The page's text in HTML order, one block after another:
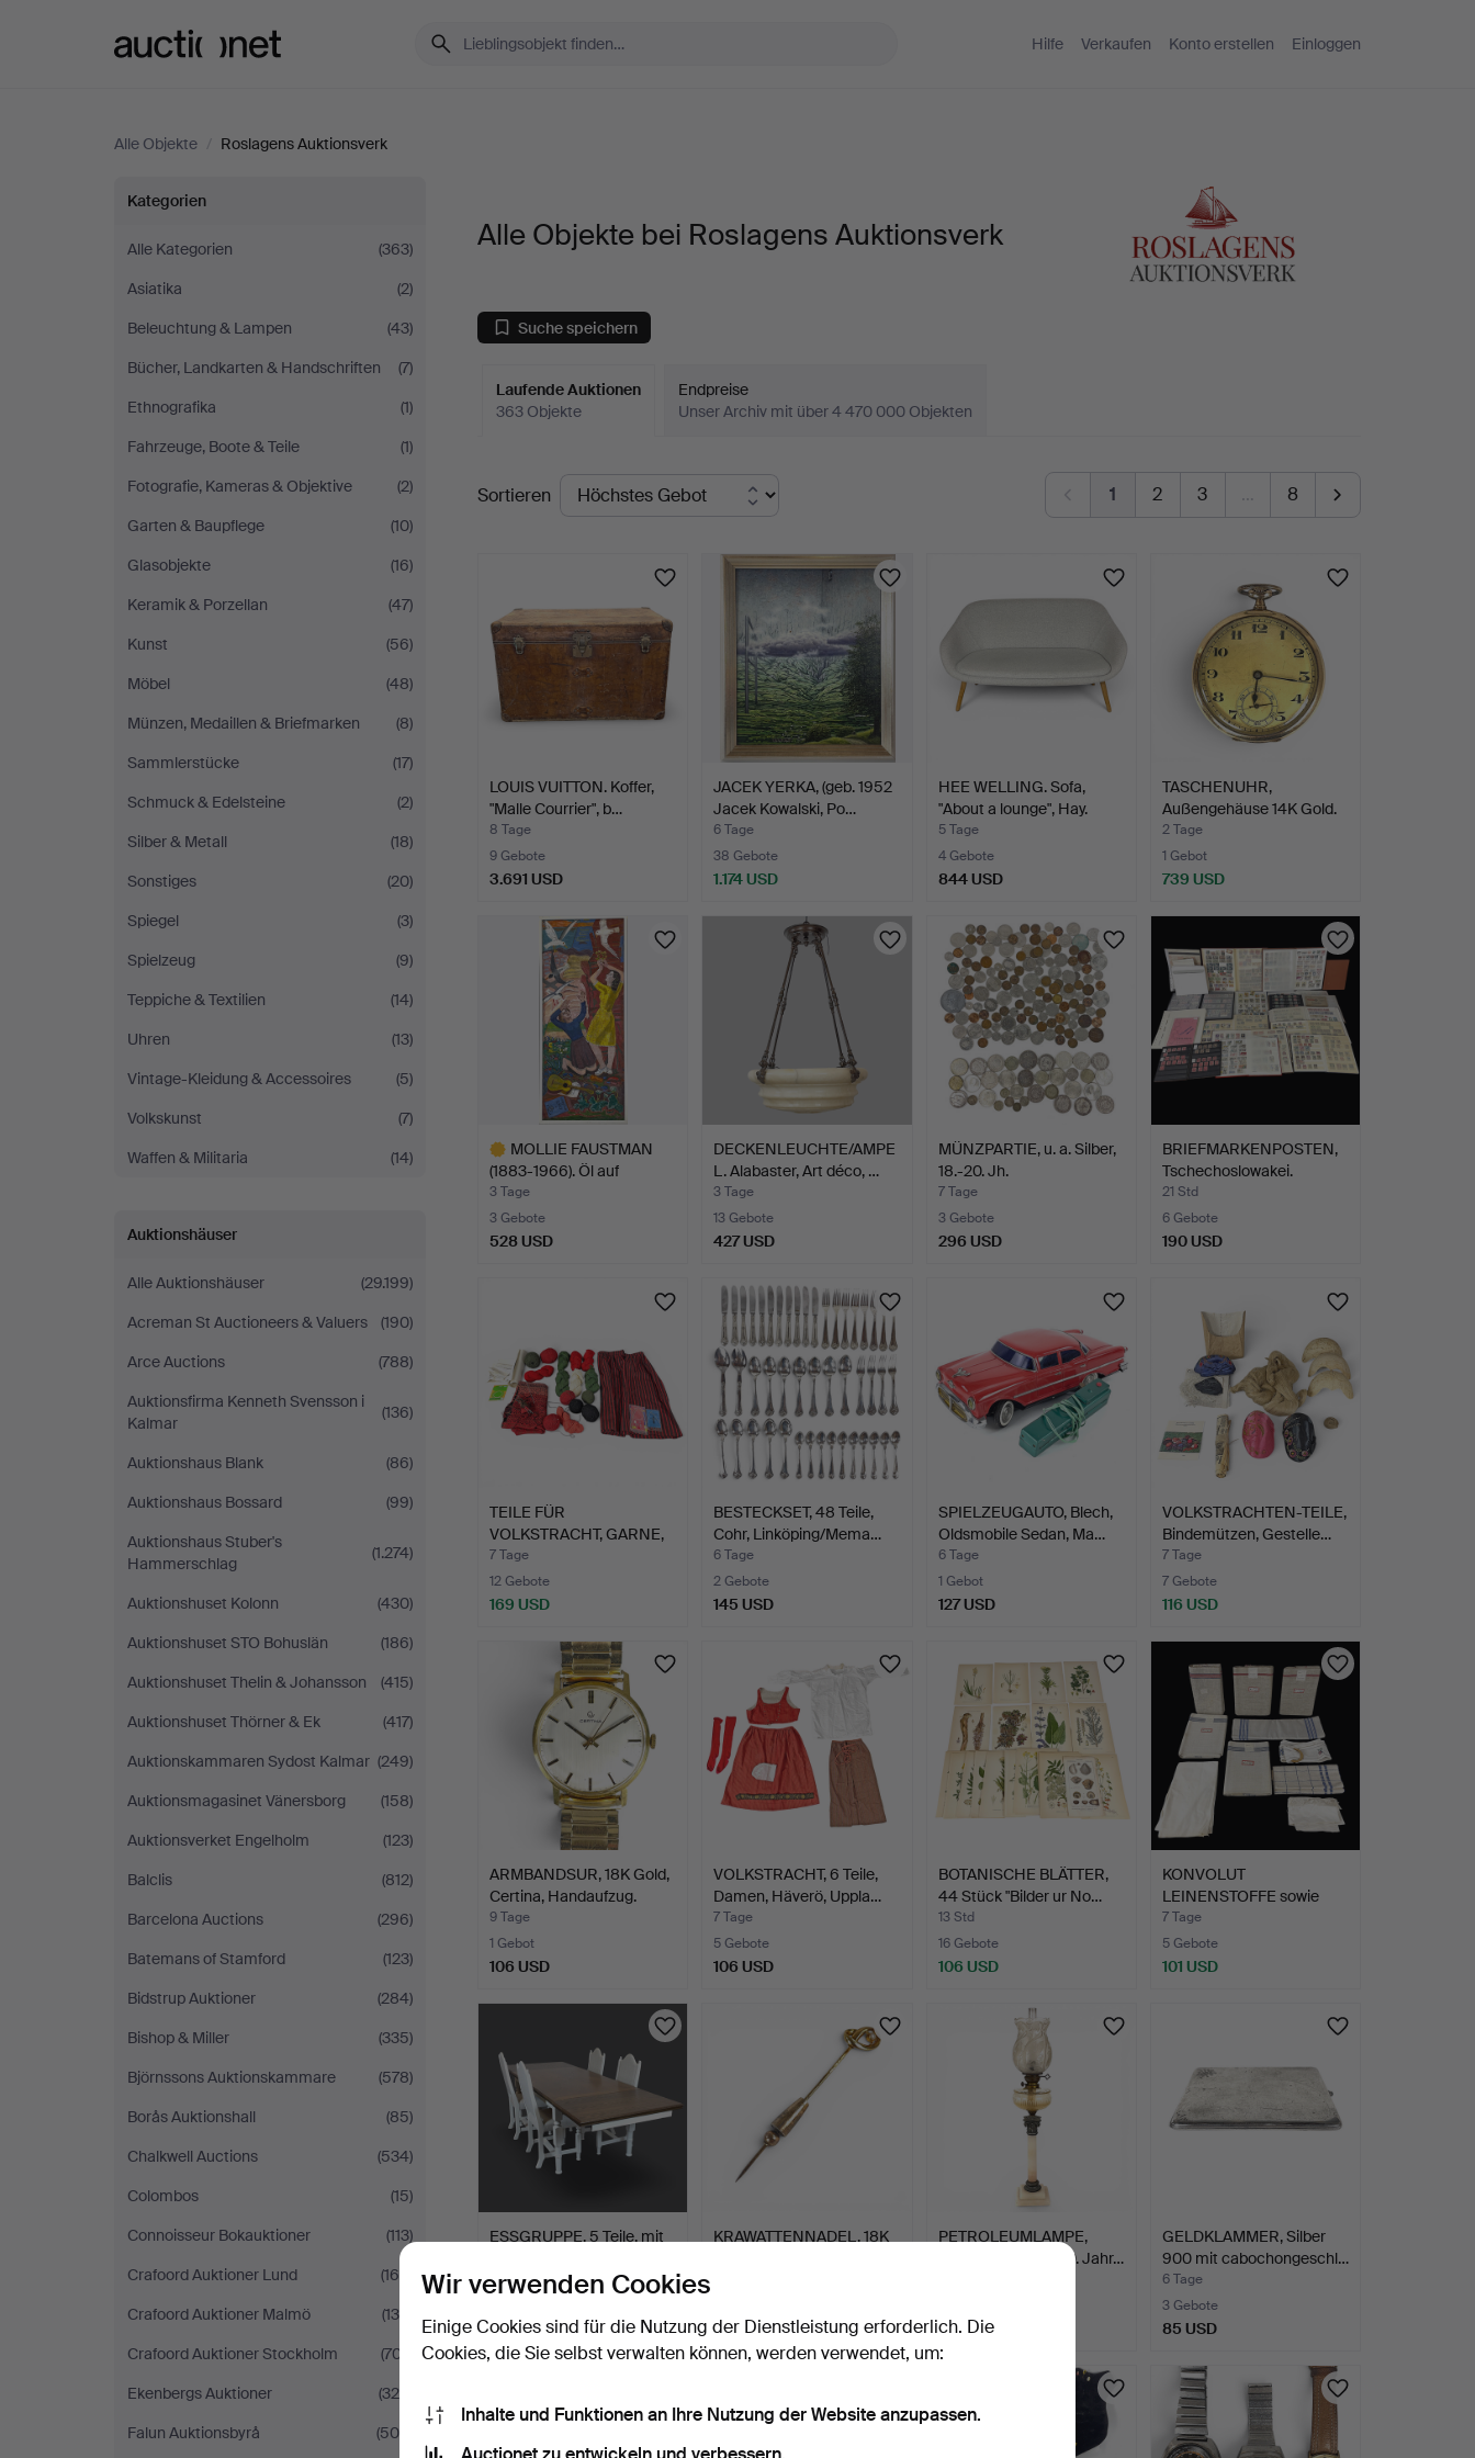
Hilfe Verkaufen Konto erstellen Einloggen
Alle Objekte / Roslagens Auktionsverk
Alle
Objekte
bei
Roslagens
Auktionsverk
Kategorien
Alle Kategorien
(363)
Asiatika
(2)
Beleuchtung & Lampen
(43)
Bücher, Landkarten & Handschriften
(7)
Ethnografika
(1)
Fahrzeuge, Boote & Teile
(1)
Fotografie, Kameras & Objektive
(2)
Garten & Baupflege
(10)
Glasobjekte
(16)
Keramik & Porzellan
(47)
Kunst
(56)
Möbel
(48)
Münzen, Medaillen & Briefmarken
(8)
Sammlerstücke
(17)
Schmuck & Edelsteine
(2)
Silber & Metall
(18)
Sonstiges
(20)
Spiegel
(3)
Spielzeug
(9)
Teppiche & Textilien
(14)
Uhren
(13)
Vintage-Kleidung & Accessoires
(5)
Volkskunst
(7)
Waffen & Militaria
(14)
Auktionshäuser
Alle Auktionshäuser
(29.199)
Acreman St Auctioneers & Valuers
(190)
Arce Auctions
(788)
Auktionsfirma Kenneth Svensson i
Kalmar
(136)
Auktionshaus Blank
(86)
Auktionshaus Bossard
(99)
Auktionshaus Stuber's
Hammerschlag
(1.274)
Auktionshuset Kolonn
(430)
Auktionshuset STO Bohuslän
(186)
Auktionshuset Thelin & Johansson
(415)
Auktionshuset Thörner & Ek
(417)
Auktionskammaren Sydost Kalmar (249)
Auktionsmagasinet Vänersborg
(158)
Auktionsverket Engelholm
(123)
Balclis
(812)
Barcelona Auctions
(296)
Batemans of Stamford
(123)
Bidstrup Auktioner
(284)
Bishop & Miller
(335)
Björnssons Auktionskammare
(578)
Borås Auktionshall
(85)
Chalkwell Auctions
(534)
Colombos
(15)
Connoisseur Bokauktioner
(113)
Crafoord Auktioner Lund
(164)
Crafoord Auktioner Malmö
(134)
Crafoord Auktioner Stockholm
(707)
Ekenbergs Auktioner
(320)
Falun Auktionsbyrå
(504)
Alle Objekte bei Roslagens Auktionsverk
Suche speichern
Laufende Auktionen
363 Objekte
Endpreise
Unser Archiv mit über 4 470 000 Objekten
Laufende
Auktionen
Sortieren 1 2 3 … 8
LOUIS VUITTON. Koffer,
"Malle Courrier", b…
8 Tage
9 Gebote
3.691 USD
JACEK YERKA, (geb. 1952
Jacek Kowalski, Po…
6 Tage
38 Gebote
1.174 USD
HEE WELLING. Sofa,
"About a lounge", Hay.
5 Tage
4 Gebote
844 USD
TASCHENUHR,
Außengehäuse 14K Gold.
2 Tage
1 Gebot
739 USD
MOLLIE FAUSTMAN
(1883-1966). Öl auf
Leinwa…
3 Tage
3 Gebote
528 USD
DECKENLEUCHTE/AMPE
L. Alabaster, Art déco, …
3 Tage
13 Gebote
427 USD
MÜNZPARTIE, u. a. Silber,
18.-20. Jh.
7 Tage
3 Gebote
296 USD
BRIEFMARKENPOSTEN,
Tschechoslowakei.
Geste…
21 Std
6 Gebote
190 USD
TEILE FÜR
VOLKSTRACHT, GARNE,
nicht fertig…
7 Tage
12 Gebote
169 USD
BESTECKSET, 48 Teile,
Cohr, Linköping/Mema…
6 Tage
2 Gebote
145 USD
SPIELZEUGAUTO, Blech,
Oldsmobile Sedan, Ma…
6 Tage
1 Gebot
127 USD
VOLKSTRACHTEN-TEILE,
Bindemützen, Gestelle…
7 Tage
7 Gebote
116 USD
ARMBANDSUR, 18K Gold,
Certina, Handaufzug.
9 Tage
1 Gebot
106 USD
VOLKSTRACHT, 6 Teile,
Damen, Häverö, Uppla…
7 Tage
5 Gebote
106 USD
BOTANISCHE BLÄTTER,
44 Stück "Bilder ur No…
13 Std
16 Gebote
106 USD
KONVOLUT
LEINENSTOFFE sowie
TABLETTHALTER,…
7 Tage
5 Gebote
101 USD
ESSGRUPPE, 5 Teile, mit
8 Tage
101 USD
KRAWATTENNADEL, 18K
95 USD
PETROLEUMLAMPE,
Alabasterfuß, 19./20. Jahr…
85 USD
GELDKLAMMER, Silber
900 mit cabochongeschl…
6 Tage
3 Gebote
85 USD
Wir verwenden Cookies
Einige Cookies sind für die Nutzung der Dienstleistung erforderlich. Die
Cookies, die Sie selbst verwalten können, werden verwendet, um:
Inhalte und Funktionen an Ihre Nutzung der Website anzupassen.